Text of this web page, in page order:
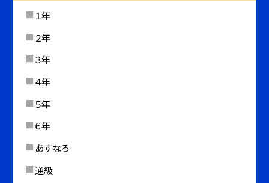
１年
２年
３年
４年
５年
６年
あすなろ
通級